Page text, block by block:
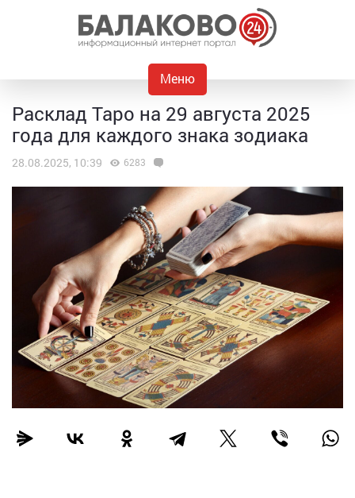
Меню
Расклад Таро на 29 августа 2025
года для каждого знака зодиака
28.08.2025, 10:39 6283